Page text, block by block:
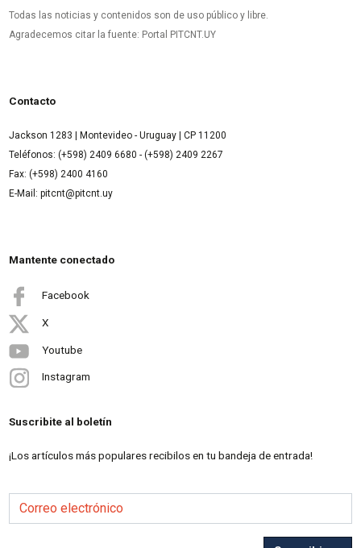
Todas las noticias y contenidos son de uso público y libre.
Agradecemos citar la fuente: Portal PITCNT.UY
Contacto
Jackson 1283 | Montevideo - Uruguay | CP 11200
Teléfonos: (+598) 2409 6680 - (+598) 2409 2267
Fax: (+598) 2400 4160
E-Mail: pitcnt@pitcnt.uy
Mantente conectado
Facebook
X
Youtube
Instagram
Suscribite al boletín
¡Los artículos más populares recibilos en tu bandeja de entrada!
Correo electrónico